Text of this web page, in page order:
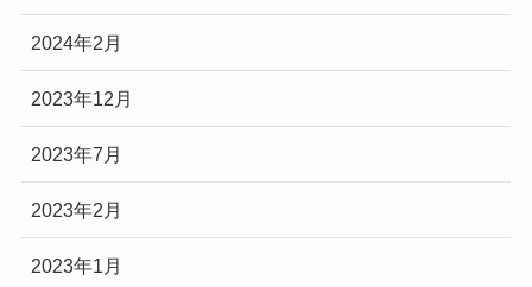
2024年2月
2023年12月
2023年7月
2023年2月
2023年1月